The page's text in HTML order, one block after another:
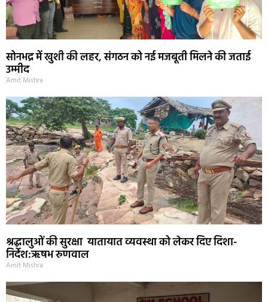
सोनभद्र में खुशी की लहर, संगठन को नई मजबूती मिलने की जताई
उम्मीद
Amit Mishra
श्रद्धालुओं की सुरक्षा यातायात व्यवस्था को लेकर दिए दिशा-
निर्देश:ऋषभ रुणवाल
Amit Mishra